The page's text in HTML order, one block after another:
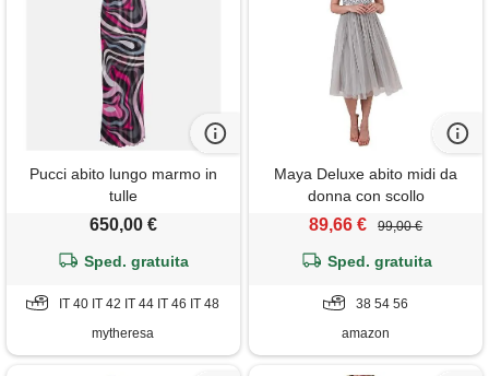
Pucci abito lungo marmo in
tulle
650,00 €
Sped. gratuita
IT 40 IT 42 IT 44 IT 46 IT 48
mytheresa
Maya Deluxe abito midi da
donna con scollo
all'americana in tulle per sera,
matrimonio, damigelle d'onore
89,66 € 99,00 €
Sped. gratuita
38 54 56
amazon